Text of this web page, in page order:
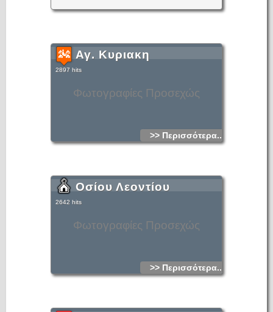
Φωτογραφίες Προσεχώς
Αγ. Κυριακη
2897 hits
>> Περισσότερα...
Φωτογραφίες Προσεχώς
Οσίου Λεοντίου
2642 hits
>> Περισσότερα...